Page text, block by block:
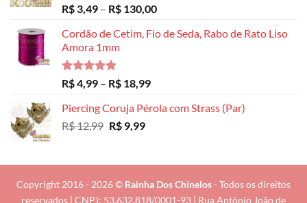
Avaliação
5.00
de 5
R$ 3,49 – R$ 130,00Faixa
preço:
Cordão de Cetim, Fio de Seda, Rabo de Rato Liso
Amora 1mm
Avaliação
5.00
de 5
R$4,99 – R$ 18,99Faixa
preço:
Piercing Coruja Pérola com Strass (Par)
R$12,99 O
era:
R$ 12,99.
R$9,99O
é:
R$ 9,99.
Copyright 2016 - 2026 © Rainha Dos Chinelos- Todos os direitos
reservados | CNPJ: 53.632.818/0001-93 | Rua Antônio João de